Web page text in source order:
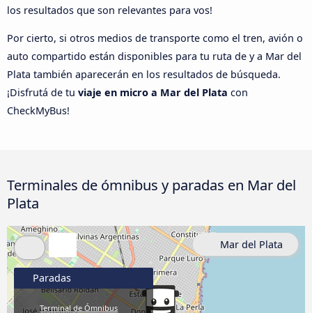
los resultados que son relevantes para vos!
Por cierto, si otros medios de transporte como el tren, avión o
auto compartido están disponibles para tu ruta de y a Mar del
Plata también aparecerán en los resultados de búsqueda.
¡Disfrutá de tu viaje en micro a Mar del Plata con
CheckMyBus!
Terminales de ómnibus y paradas en Mar del
Plata
Paradas
Terminal de Ómnibus
Mar del Plata